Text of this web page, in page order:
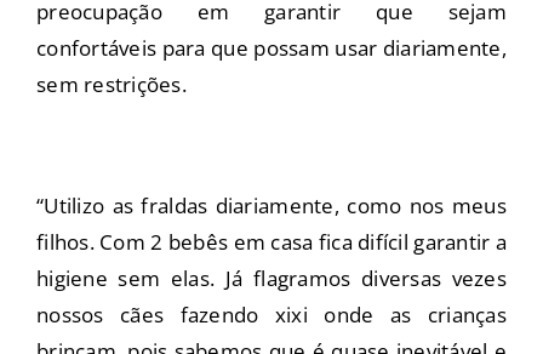
preocupação em garantir que sejam
confortáveis para que possam usar diariamente,
sem restrições.
“Utilizo as fraldas diariamente, como nos meus
filhos. Com 2 bebês em casa fica difícil garantir a
higiene sem elas. Já flagramos diversas vezes
nossos cães fazendo xixi onde as crianças